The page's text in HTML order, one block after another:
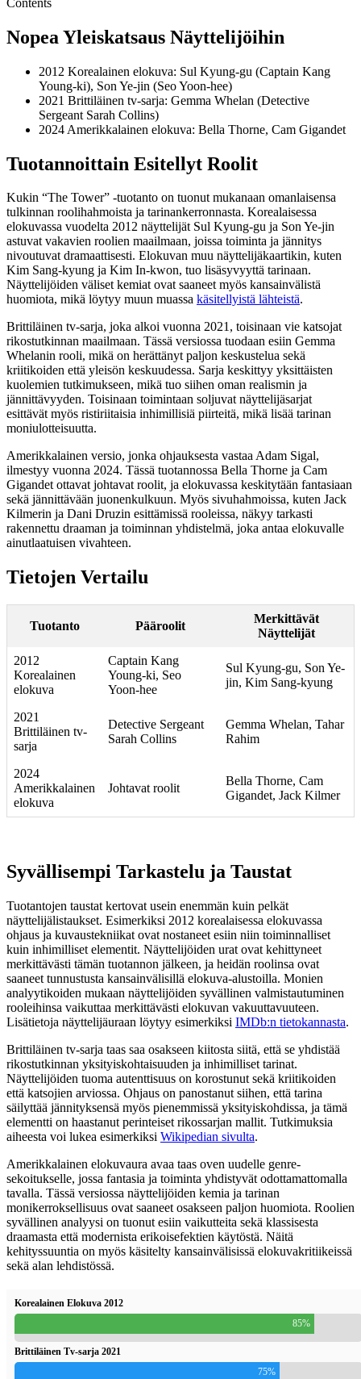
Nopea Yleiskatsaus Näyttelijöihin
2012 Korealainen elokuva: Sul Kyung-gu (Captain Kang
Young-ki), Son Ye-jin (Seo Yoon-hee)
2021 Brittiläinen tv-sarja: Gemma Whelan (Detective
Sergeant Sarah Collins)
2024 Amerikkalainen elokuva: Bella Thorne, Cam Gigandet
Tuotannoittain Esitellyt Roolit
Kukin “The Tower” -tuotanto on tuonut mukanaan omanlaisensa
tulkinnan roolihahmoista ja tarinankerronnasta. Korealaisessa
elokuvassa vuodelta 2012 näyttelijät Sul Kyung-gu ja Son Ye-jin
astuvat vakavien roolien maailmaan, joissa toiminta ja jännitys
nivoutuvat dramaattisesti. Elokuvan muu näyttelijäkaartikin, kuten
Kim Sang-kyung ja Kim In-kwon, tuo lisäsyvyyttä tarinaan.
Näyttelijöiden väliset kemiat ovat saaneet myös kansainvälistä
huomiota, mikä löytyy muun muassa käsitellyistä lähteistä.
Brittiläinen tv-sarja, joka alkoi vuonna 2021, toisinaan vie katsojat
rikostutkinnan maailmaan. Tässä versiossa tuodaan esiin Gemma
Whelanin rooli, mikä on herättänyt paljon keskustelua sekä
kriitikoiden että yleisön keskuudessa. Sarja keskittyy yksittäisten
kuolemien tutkimukseen, mikä tuo siihen oman realismin ja
jännittävyyden. Toisinaan toimintaan soljuvat näyttelijäsarjat
esittävät myös ristiriitaisia inhimillisiä piirteitä, mikä lisää tarinan
moniulotteisuutta.
Amerikkalainen versio, jonka ohjauksesta vastaa Adam Sigal,
ilmestyy vuonna 2024. Tässä tuotannossa Bella Thorne ja Cam
Gigandet ottavat johtavat roolit, ja elokuvassa keskitytään fantasiaan
sekä jännittävään juonenkulkuun. Myös sivuhahmoissa, kuten Jack
Kilmerin ja Dani Druzin esittämissä rooleissa, näkyy tarkasti
rakennettu draaman ja toiminnan yhdistelmä, joka antaa elokuvalle
ainutlaatuisen vivahteen.
Tietojen Vertailu
Tuotanto Pääroolit
Merkittävät
Näyttelijät
2012
Korealainen
elokuva
Captain Kang
Young-ki, Seo
Yoon-hee
Sul Kyung-gu, Son Ye-
jin, Kim Sang-kyung
2021
Brittiläinen tv-
sarja
Detective Sergeant
Sarah Collins
Gemma Whelan, Tahar
Rahim
2024
Amerikkalainen
elokuva
Johtavat roolit
Bella Thorne, Cam
Gigandet, Jack Kilmer
Syvällisempi Tarkastelu ja Taustat
Tuotantojen taustat kertovat usein enemmän kuin pelkät
näyttelijälistaukset. Esimerkiksi 2012 korealaisessa elokuvassa
ohjaus ja kuvaustekniikat ovat nostaneet esiin niin toiminnalliset
kuin inhimilliset elementit. Näyttelijöiden urat ovat kehittyneet
merkittävästi tämän tuotannon jälkeen, ja heidän roolinsa ovat
saaneet tunnustusta kansainvälisillä elokuva-alustoilla. Monien
analyytikoiden mukaan näyttelijöiden syvällinen valmistautuminen
rooleihinsa vaikuttaa merkittävästi elokuvan vakuuttavuuteen.
Lisätietoja näyttelijäuraan löytyy esimerkiksi IMDb:n tietokannasta.
Brittiläinen tv-sarja taas saa osakseen kiitosta siitä, että se yhdistää
rikostutkinnan yksityiskohtaisuuden ja inhimilliset tarinat.
Näyttelijöiden tuoma autenttisuus on korostunut sekä kriitikoiden
että katsojien arviossa. Ohjaus on panostanut siihen, että tarina
säilyttää jännityksensä myös pienemmissä yksityiskohdissa, ja tämä
elementti on haastanut perinteiset rikossarjan mallit. Tutkimuksia
aiheesta voi lukea esimerkiksi Wikipedian sivulta.
Amerikkalainen elokuvaura avaa taas oven uudelle genre-
sekoitukselle, jossa fantasia ja toiminta yhdistyvät odottamattomalla
tavalla. Tässä versiossa näyttelijöiden kemia ja tarinan
monikerroksellisuus ovat saaneet osakseen paljon huomiota. Roolien
syvällinen analyysi on tuonut esiin vaikutteita sekä klassisesta
draamasta että modernista erikoisefektien käytöstä. Näitä
kehityssuuntia on myös käsitelty kansainvälisissä elokuvakritiikeissä
sekä alan lehdistössä.
Korealainen Elokuva 2012
85%
Brittiläinen Tv-sarja 2021
75%